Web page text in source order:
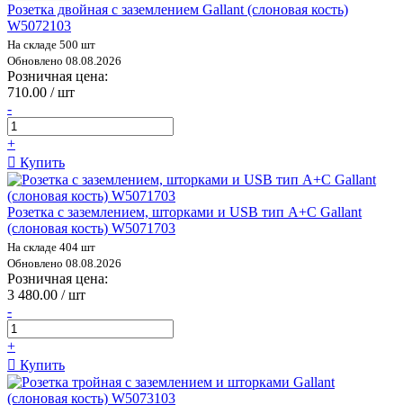
Розетка двойная с заземлением Gallant (слоновая кость)
W5072103
На складе 500 шт
Обновлено 08.08.2026
Розничная цена:
710.00 / шт
-
+
Купить
Розетка с заземлением, шторками и USB тип A+C Gallant
(слоновая кость) W5071703
На складе 404 шт
Обновлено 08.08.2026
Розничная цена:
3 480.00 / шт
-
+
Купить